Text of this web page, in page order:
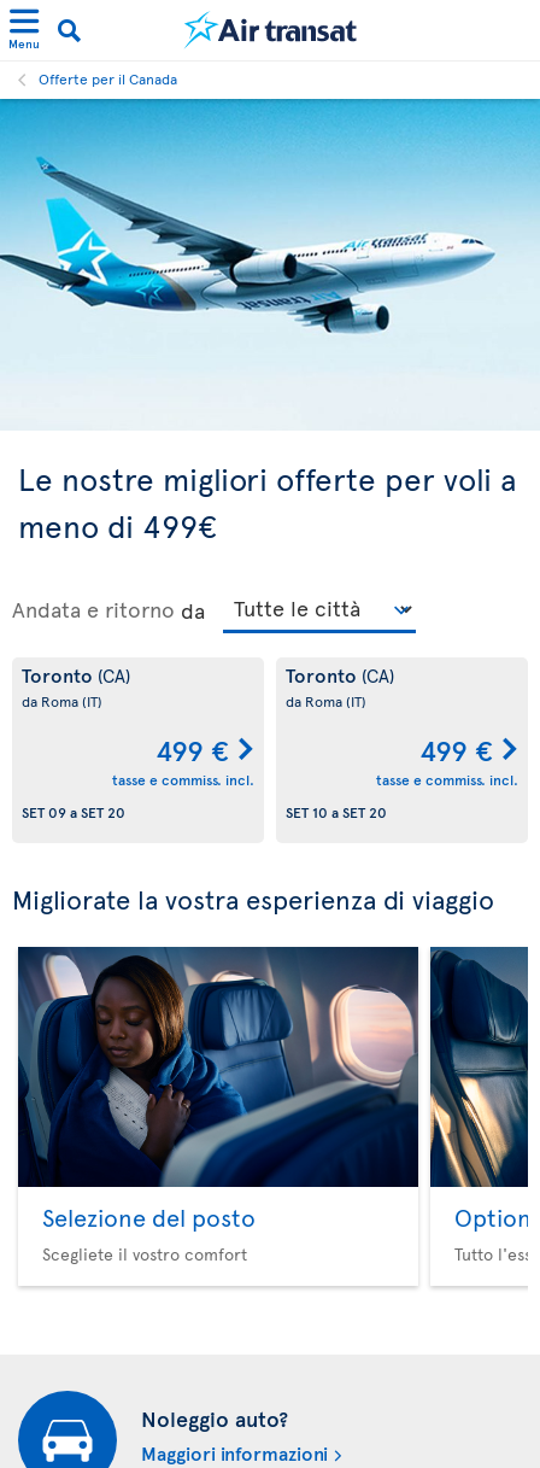
Menu
Offerte per il Canada
Le nostre migliori offerte per voli a
meno di 499€
Andata e ritorno da
Toronto (CA)
da Roma(IT)
499 €
tasse e commiss. incl.
SET 09aSET 20
Toronto (CA)
da Roma(IT)
499 €
tasse e commiss. incl.
SET 10 aSET 20
Migliorate la vostra esperienza di viaggio
Selezione del posto
Scegliete il vostro comfort
Option
Tutto
Noleggio auto?
Maggiori informazioni